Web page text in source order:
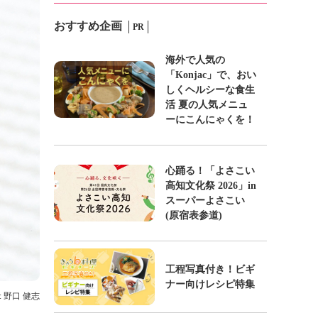
野口 健志
おすすめ企画 PR
海外で人気の
「Konjac」で、おい
しくヘルシーな食生
活 夏の人気メニュ
ーにこんにゃくを！
心踊る！「よさこい
高知文化祭 2026」in
スーパーよさこい
(原宿表参道)
工程写真付き！ビギ
ナー向けレシピ特集